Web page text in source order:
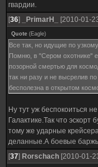
гвардии.
[36] _PrimarH_ [2010-01-
Quote (Eagle)
Все так, но идущие по
Помню, в "Сером охотнике"
позорной смертью для
так ни разу и не высрелив
бесполезна в открытом
Ну тут уж беспокоиться
Галактике.Так что
тому же ударные
деланные.А боевые
[37] Rorschach [2010-01-